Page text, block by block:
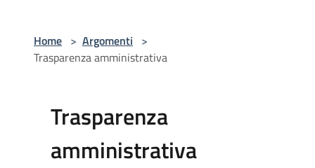
Home > Argomenti >
Trasparenza amministrativa
Trasparenza
amministrativa